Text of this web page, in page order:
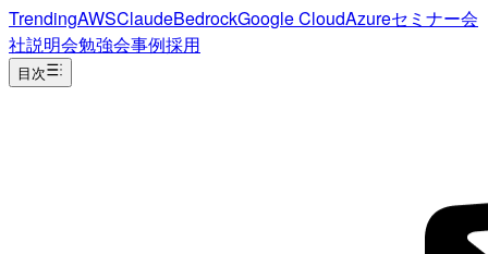
TrendingAWSClaudeBedrockGoogle CloudAzureセミナー会
社説明会勉強会事例採用
目次